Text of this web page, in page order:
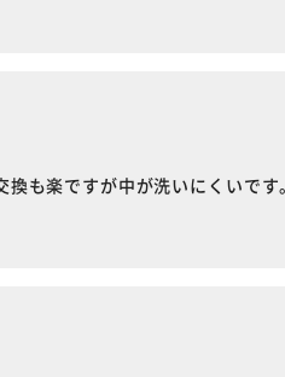
換も楽ですが中が洗いにくいです